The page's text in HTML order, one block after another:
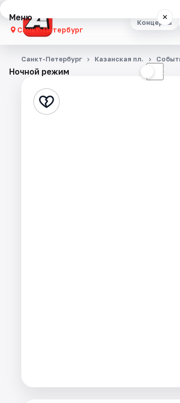
Концерты
Меню ×
Санкт-Петербург
Концерты
Стендап
Ночной режим ☾
Санкт-Петербург Казанская пл.